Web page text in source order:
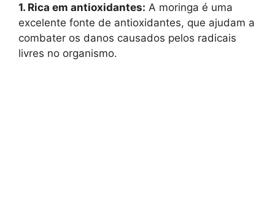
1. Rica em antioxidantes: A moringa é uma
excelente fonte de antioxidantes, que ajudam a
combater os danos causados pelos radicais
livres no organismo.